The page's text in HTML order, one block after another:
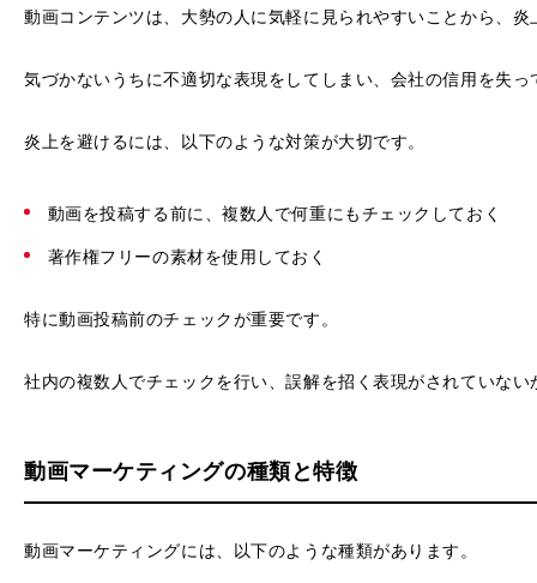
動画コンテンツは、大勢の人に気軽に見られやすいことから、
気づかないうちに不適切な表現をしてしまい、会社の信用を失
炎上を避けるには、以下のような対策が大切です。
動画を投稿する前に、複数人で何重にもチェックしておく
著作権フリーの素材を使用しておく
特に動画投稿前のチェックが重要です。
社内の複数人でチェックを行い、誤解を招く表現がされていな
動画マーケティングの種類と特徴
動画マーケティングには、以下のような種類があります。